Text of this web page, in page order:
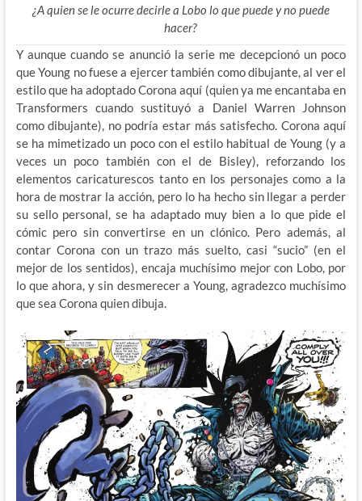
¿A quien se le ocurre decirle a Lobo lo que puede y no puede
hacer?
Y aunque cuando se anunció la serie me decepcionó un poco
que Young no fuese a ejercer también como dibujante, al ver el
estilo que ha adoptado Corona aquí (quien ya me encantaba en
Transformers cuando sustituyó a Daniel Warren Johnson
como dibujante), no podría estar más satisfecho. Corona aquí
se ha mimetizado un poco con el estilo habitual de Young (y a
veces un poco también con el de Bisley), reforzando los
elementos caricaturescos tanto en los personajes como a la
hora de mostrar la acción, pero lo ha hecho sin llegar a perder
su sello personal, se ha adaptado muy bien a lo que pide el
cómic pero sin convertirse en un clónico. Pero además, al
contar Corona con un trazo más suelto, casi “sucio” (en el
mejor de los sentidos), encaja muchísimo mejor con Lobo, por
lo que ahora, y sin desmerecer a Young, agradezco muchísimo
que sea Corona quien dibuja.